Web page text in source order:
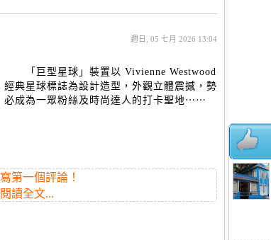
週日, 05 七月 2026 13:04
「巨型星球」裝置以 Vivienne Westwood
經典星球標誌為設計造型，外觀立體震撼，勢
必成為一眾粉絲及時尚達人的打卡聖地⋯⋯
寫第一個評論！
閱讀全文...